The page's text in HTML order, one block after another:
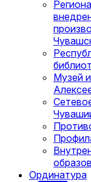
Музей
Ординатура